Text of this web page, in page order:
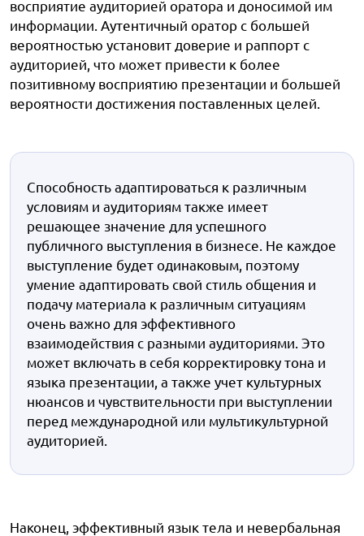
восприятие аудиторией оратора и доносимой им
информации. Аутентичный оратор с большей
вероятностью установит доверие и раппорт с
аудиторией, что может привести к более
позитивному восприятию презентации и большей
вероятности достижения поставленных целей.
Способность адаптироваться к различным
условиям и аудиториям также имеет
решающее значение для успешного
публичного выступления в бизнесе. Не каждое
выступление будет одинаковым, поэтому
умение адаптировать свой стиль общения и
подачу материала к различным ситуациям
очень важно для эффективного
взаимодействия с разными аудиториями. Это
может включать в себя корректировку тона и
языка презентации, а также учет культурных
нюансов и чувствительности при выступлении
перед международной или мультикультурной
аудиторией.
Наконец, эффективный язык тела и невербальная